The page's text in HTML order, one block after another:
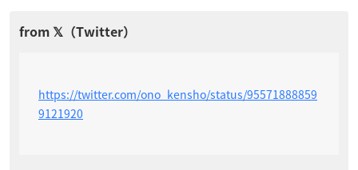
https://twitter.com/ono_kensho/status/95571888859
9121920